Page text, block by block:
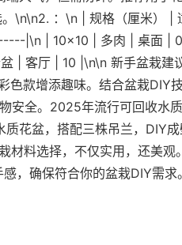
\n\n2. ：\n | 规格（厘米） |
| 10x10 | 多肉 | 桌面 |
客厅 | 10 |\n\n 新手盆栽建
色款增添趣味。结合盆栽DIY
安全。2025年流行可回收水
花盆，搭配三株吊兰，DIY
料选择，不仅实用，还美观
，确保符合你的盆栽DIY需求